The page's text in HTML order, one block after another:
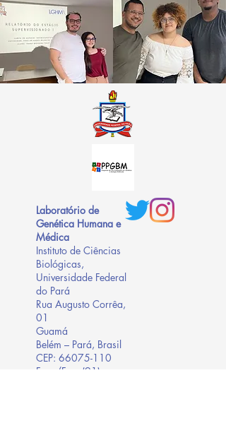
Laboratório de
Genética Humana e
Médica
Instituto de Ciências
Biológicas,
Universidade Federal
do Pará
Rua Augusto Corrêa,
01
Guamá
Belém – Pará, Brasil
CEP: 66075-110
Fone/Fax: (91)